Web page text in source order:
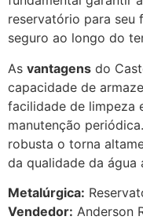
reservatório para seu
seguro ao longo do
As vantagens do
capacidade de
facilidade de limpeza
manutenção
robusta o torna
da qualidade da água
Metalúrgica:
Vendedor: Anderson